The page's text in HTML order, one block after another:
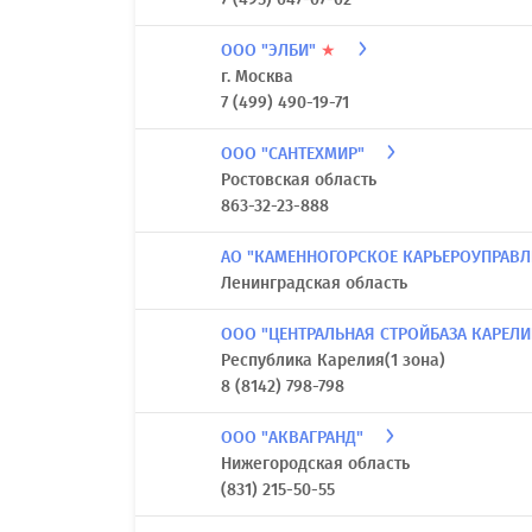
ООО "ЭЛБИ" ★
г. Москва
7 (499) 490-19-71
ООО "САНТЕХМИР"
Ростовская область
863-32-23-888
АО "КАМЕННОГОРСКОЕ
Ленинградская область
ООО "ЦЕНТРАЛЬНАЯ СТРОЙБАЗА
Республика Карелия(1 зона)
8 (8142) 798-798
ООО "АКВАГРАНД"
Нижегородская область
(831) 215-50-55